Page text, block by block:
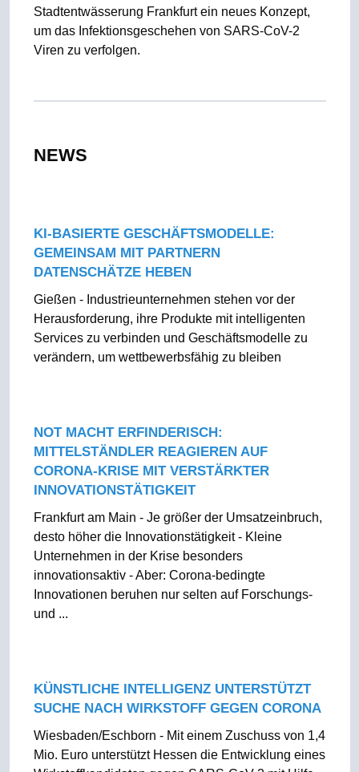
Stadtentwässerung Frankfurt ein neues Konzept,
um das Infektionsgeschehen von SARS-CoV-2
Viren zu verfolgen.
NEWS
KI-BASIERTE GESCHÄFTSMODELLE:
GEMEINSAM MIT PARTNERN
DATENSCHÄTZE HEBEN
Gießen - Industrieunternehmen stehen vor der
Herausforderung, ihre Produkte mit intelligenten
Services zu verbinden und Geschäftsmodelle zu
verändern, um wettbewerbsfähig zu bleiben
NOT MACHT ERFINDERISCH:
MITTELSTÄNDLER REAGIEREN AUF
CORONA-KRISE MIT VERSTÄRKTER
INNOVATIONSTÄTIGKEIT
Frankfurt am Main - Je größer der Umsatzeinbruch,
desto höher die Innovationstätigkeit - Kleine
Unternehmen in der Krise besonders
innovationsaktiv - Aber: Corona-bedingte
Innovationen beruhen nur selten auf Forschungs-
und ...
KÜNSTLICHE INTELLIGENZ UNTERSTÜTZT
SUCHE NACH WIRKSTOFF GEGEN CORONA
Wiesbaden/Eschborn - Mit einem Zuschuss von 1,4
Mio. Euro unterstützt Hessen die Entwicklung eines